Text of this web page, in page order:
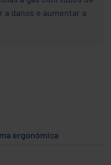
danos e aumentar a
ergonómica